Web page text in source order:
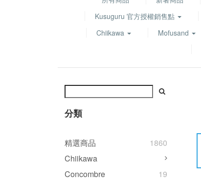
Kusuguru 官方授權銷售點
Chiikawa
Mofusand
分類
精選商品
1860
Chiikawa
Concombre
19